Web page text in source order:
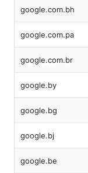
google.com.bh
google.com.pa
google.com.br
google.by
google.bg
google.bj
google.be